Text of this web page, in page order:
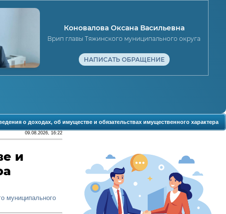
Коновалова Оксана Васильевна
Врип главы Тяжинского муниципального округа
НАПИСАТЬ ОБРАЩЕНИЕ
о доходах, об имуществе и обязательствах имущественного характера
09.08.2026, 16:22
и
муниципального